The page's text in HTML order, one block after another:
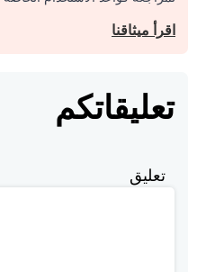
اقرأ ميثاقنا
تعليقاتكم
تعليق